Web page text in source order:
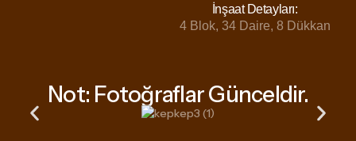
İnşaat Detayları:
4 Blok, 34 Daire, 8 Dükkan
Not: Fotoğraflar Günceldir.